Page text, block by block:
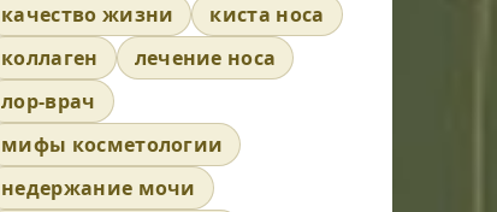
качество жизни
киста носа
коллаген
лечение носа
лор-врач
мифы косметологии
недержание мочи